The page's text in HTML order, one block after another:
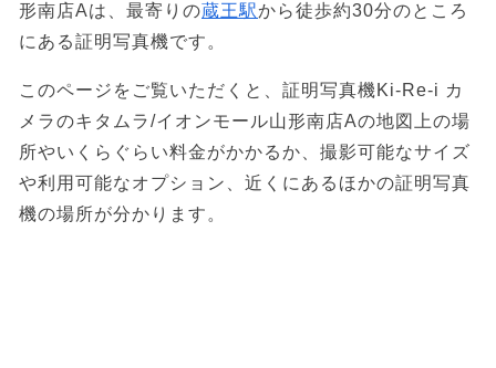
形南店Aは、最寄りの蔵王駅から徒歩約30分のところ
にある証明写真機です。
このページをご覧いただくと、証明写真機Ki-Re-i カ
メラのキタムラ/イオンモール山形南店Aの地図上の場
所やいくらぐらい料金がかかるか、撮影可能なサイズ
や利用可能なオプション、近くにあるほかの証明写真
機の場所が分かります。